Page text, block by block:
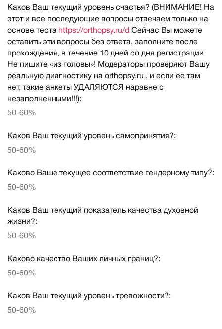
Каков Ваш текущий уровень счастья? (ВНИМАНИЕ! На
этот и все последующие вопросы отвечаем только на
основе теста https://orthopsy.ru/d Сейчас Вы можете
оставить эти вопросы без ответа, заполните после
прохождения, в течение 10 дней со дня регистрации.
Не пишите «из головы»! Модераторы проверяют Вашу
реальную диагностику на orthopsy.ru , и если ее там
нет, такие анкеты УДАЛЯЮТСЯ наравне с
незаполненными!!!):
50-60%
Каков Ваш текущий уровень самопринятия?:
50-60%
Каково Ваше текущее соответствие гендерному типу?:
50-60%
Каков Ваш текущий показатель качества духовной
жизни?:
50-60%
Каково качество Ваших личных границ?:
50-60%
Каков Ваш текущий уровень тревожности?:
50-60%